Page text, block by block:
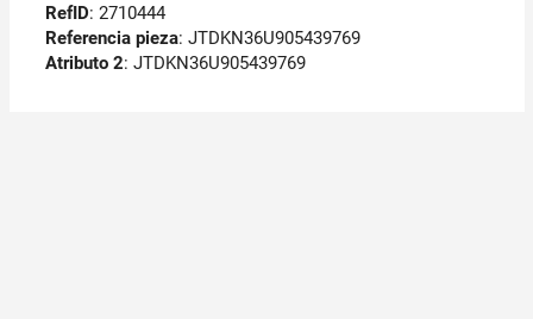
RefID: 2710444
Referencia pieza: JTDKN36U905439769
Atributo 2: JTDKN36U905439769